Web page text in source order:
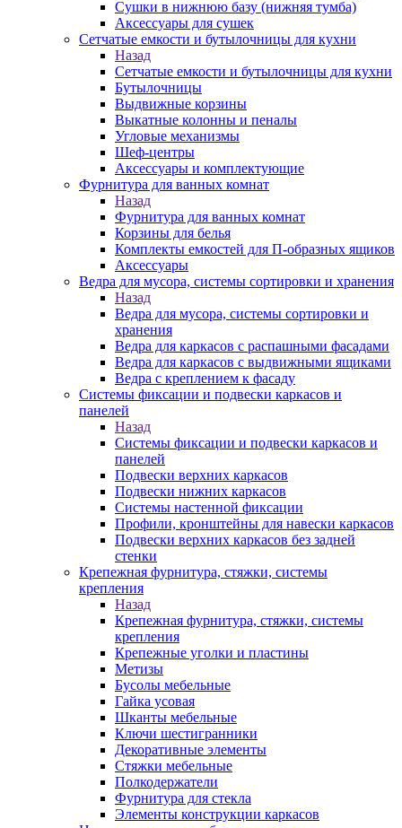
Сушки в нижнюю базу (нижняя тумба)
Аксессуары для сушек
Сетчатые емкости и бутылочницы для кухни
Назад
Сетчатые емкости и бутылочницы для кухни
Бутылочницы
Выдвижные корзины
Выкатные колонны и пеналы
Угловые механизмы
Шеф-центры
Аксессуары и комплектующие
Фурнитура для ванных комнат
Назад
Фурнитура для ванных комнат
Корзины для белья
Комплекты емкостей для П-образных ящиков
Аксессуары
Ведра для мусора, системы сортировки и хранения
Назад
Ведра для мусора, системы сортировки и
хранения
Ведра для каркасов с распашными фасадами
Ведра для каркасов с выдвижными ящиками
Ведра с креплением к фасаду
Системы фиксации и подвески каркасов и
панелей
Назад
Системы фиксации и подвески каркасов и
панелей
Подвески верхних каркасов
Подвески нижних каркасов
Системы настенной фиксации
Профили, кронштейны для навески каркасов
Подвески верхних каркасов без задней
стенки
Крепежная фурнитура, стяжки, системы
крепления
Назад
Крепежная фурнитура, стяжки, системы
крепления
Крепежные уголки и пластины
Метизы
Бусолы мебельные
Гайка усовая
Шканты мебельные
Ключи шестигранники
Декоративные элементы
Стяжки мебельные
Полкодержатели
Фурнитура для стекла
Элементы конструкции каркасов